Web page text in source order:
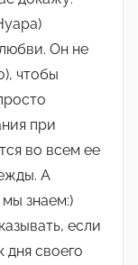
Он не
чтобы
при
во всем ее
А
знаем:)
если
дня своего